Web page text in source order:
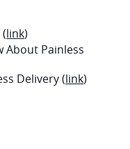
link)
About Painless
Delivery (link)